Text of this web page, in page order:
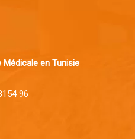
en Tunisie
96